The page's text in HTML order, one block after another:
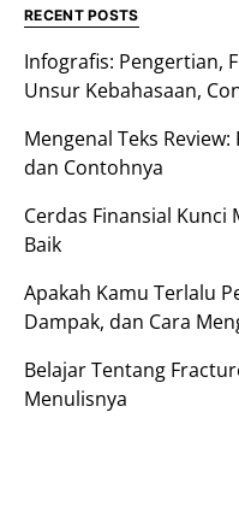
RECENT POSTS
Infografis: Pengertian,
Unsur Kebahasaan,
Mengenal Teks
dan Contohnya
Cerdas Finansial Kunci
Baik
Apakah Kamu Terlalu
Dampak, dan Cara
Belajar Tentang
Menulisnya